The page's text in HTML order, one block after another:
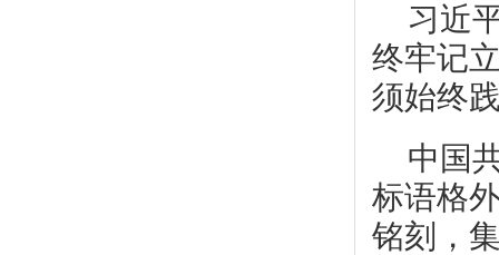
习近
终牢记
须始终
中国
标语格
铭刻，